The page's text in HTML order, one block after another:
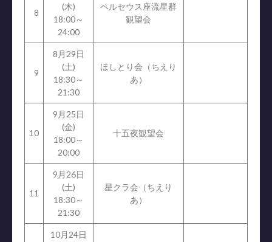
8
(木)
18:00～
24:00
ペルセウス座流星群
観望会
9
8月29日
(土)
18:30～
21:30
ほしとり会（ちえり
あ）
10
9月25日
(金)
18:00～
20:00
十五夜観望会
11
9月26日
(土)
18:30～
21:30
星クラ会（ちえり
あ）
10月24日